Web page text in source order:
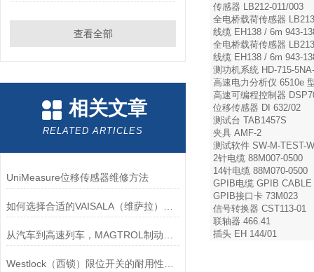
查看全部
相关文章
RELATED ARTICLES
UniMeasure位移传感器维修方法
传感器 LB212-011/003
全电桥载荷传感器
线缆 EH138 / 6m 943-
全电桥载荷传感器
线缆 EH138 / 6m 943-
测功机系统 HD-715-
高速电力分析仪 6510e
高速可编程控制器
位移传感器 DI 632/02
测试台 TAB1457S
夹具 AMF-2
测试软件 SW-M-TEST-
2针电缆 88M007-0500
14针电缆 88M070-0500
GPIB电缆 GPIB CABLE
GPIB接口卡 73M023
信号转换器 CST113-01
联轴器 466.41
插头 EH 144/01